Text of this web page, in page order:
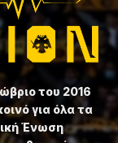
του 2016
για όλα τα
Ένωση